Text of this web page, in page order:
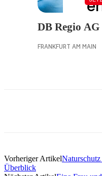
Vorheriger Artikel
Überblick